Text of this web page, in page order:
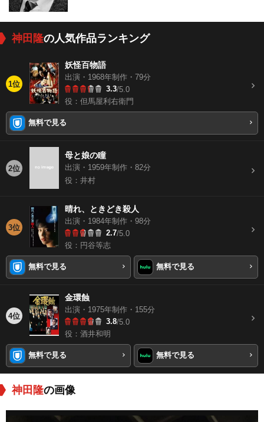
神田隆の人気作品ランキング
1位
妖怪百物語
出演・1968年制作・79分
3.3/5.0
役：但馬屋利右衛門
無料で見る
2位
母と娘の瞳
出演・1959年制作・82分
役：井村
3位
晴れ、ときどき殺人
出演・1984年制作・98分
2.7/5.0
役：円谷等志
無料で見る 無料で見る
4位
金環蝕
出演・1975年制作・155分
3.8/5.0
役：酒井和明
無料で見る 無料で見る
神田隆の画像